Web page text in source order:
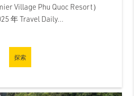
Village Phu Quoc Resort）
年 Travel Daily...
探索